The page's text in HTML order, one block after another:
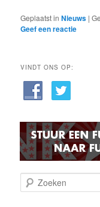
Geplaatst in Nieuws |
Geef een reactie
VINDT ONS OP:
o